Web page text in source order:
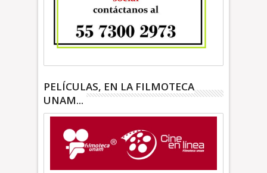
PELÍCULAS, EN LA FILMOTECA
UNAM...